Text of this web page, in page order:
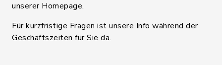
unserer Homepage.
Für kurzfristige Fragen ist unsere Info während der
Geschäftszeiten für Sie da.